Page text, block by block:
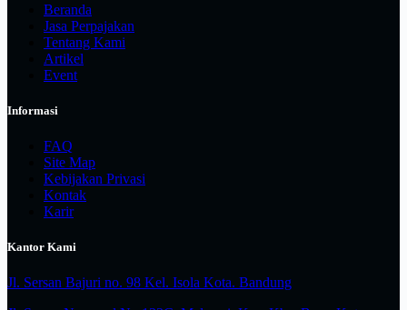
Beranda
Jasa Perpajakan
Tentang Kami
Artikel
Event
Informasi
FAQ
Site Map
Kebijakan Privasi
Kontak
Karir
Kantor Kami
Jl. Sersan Bajuri no. 98 Kel. Isola Kota. Bandung